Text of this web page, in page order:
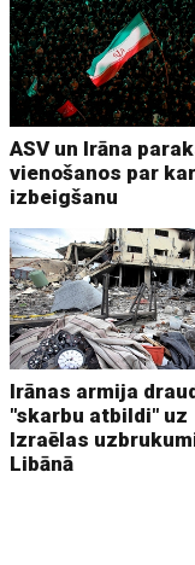
ASV un Irāna
vienošanos par
izbeigšanu
Irānas armija
"skarbu atbildi" uz
Izraēlas
Libānā